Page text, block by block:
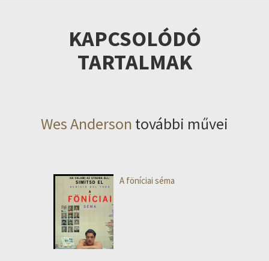
KAPCSOLÓDÓ
TARTALMAK
Wes Anderson további művei
A föníciai séma